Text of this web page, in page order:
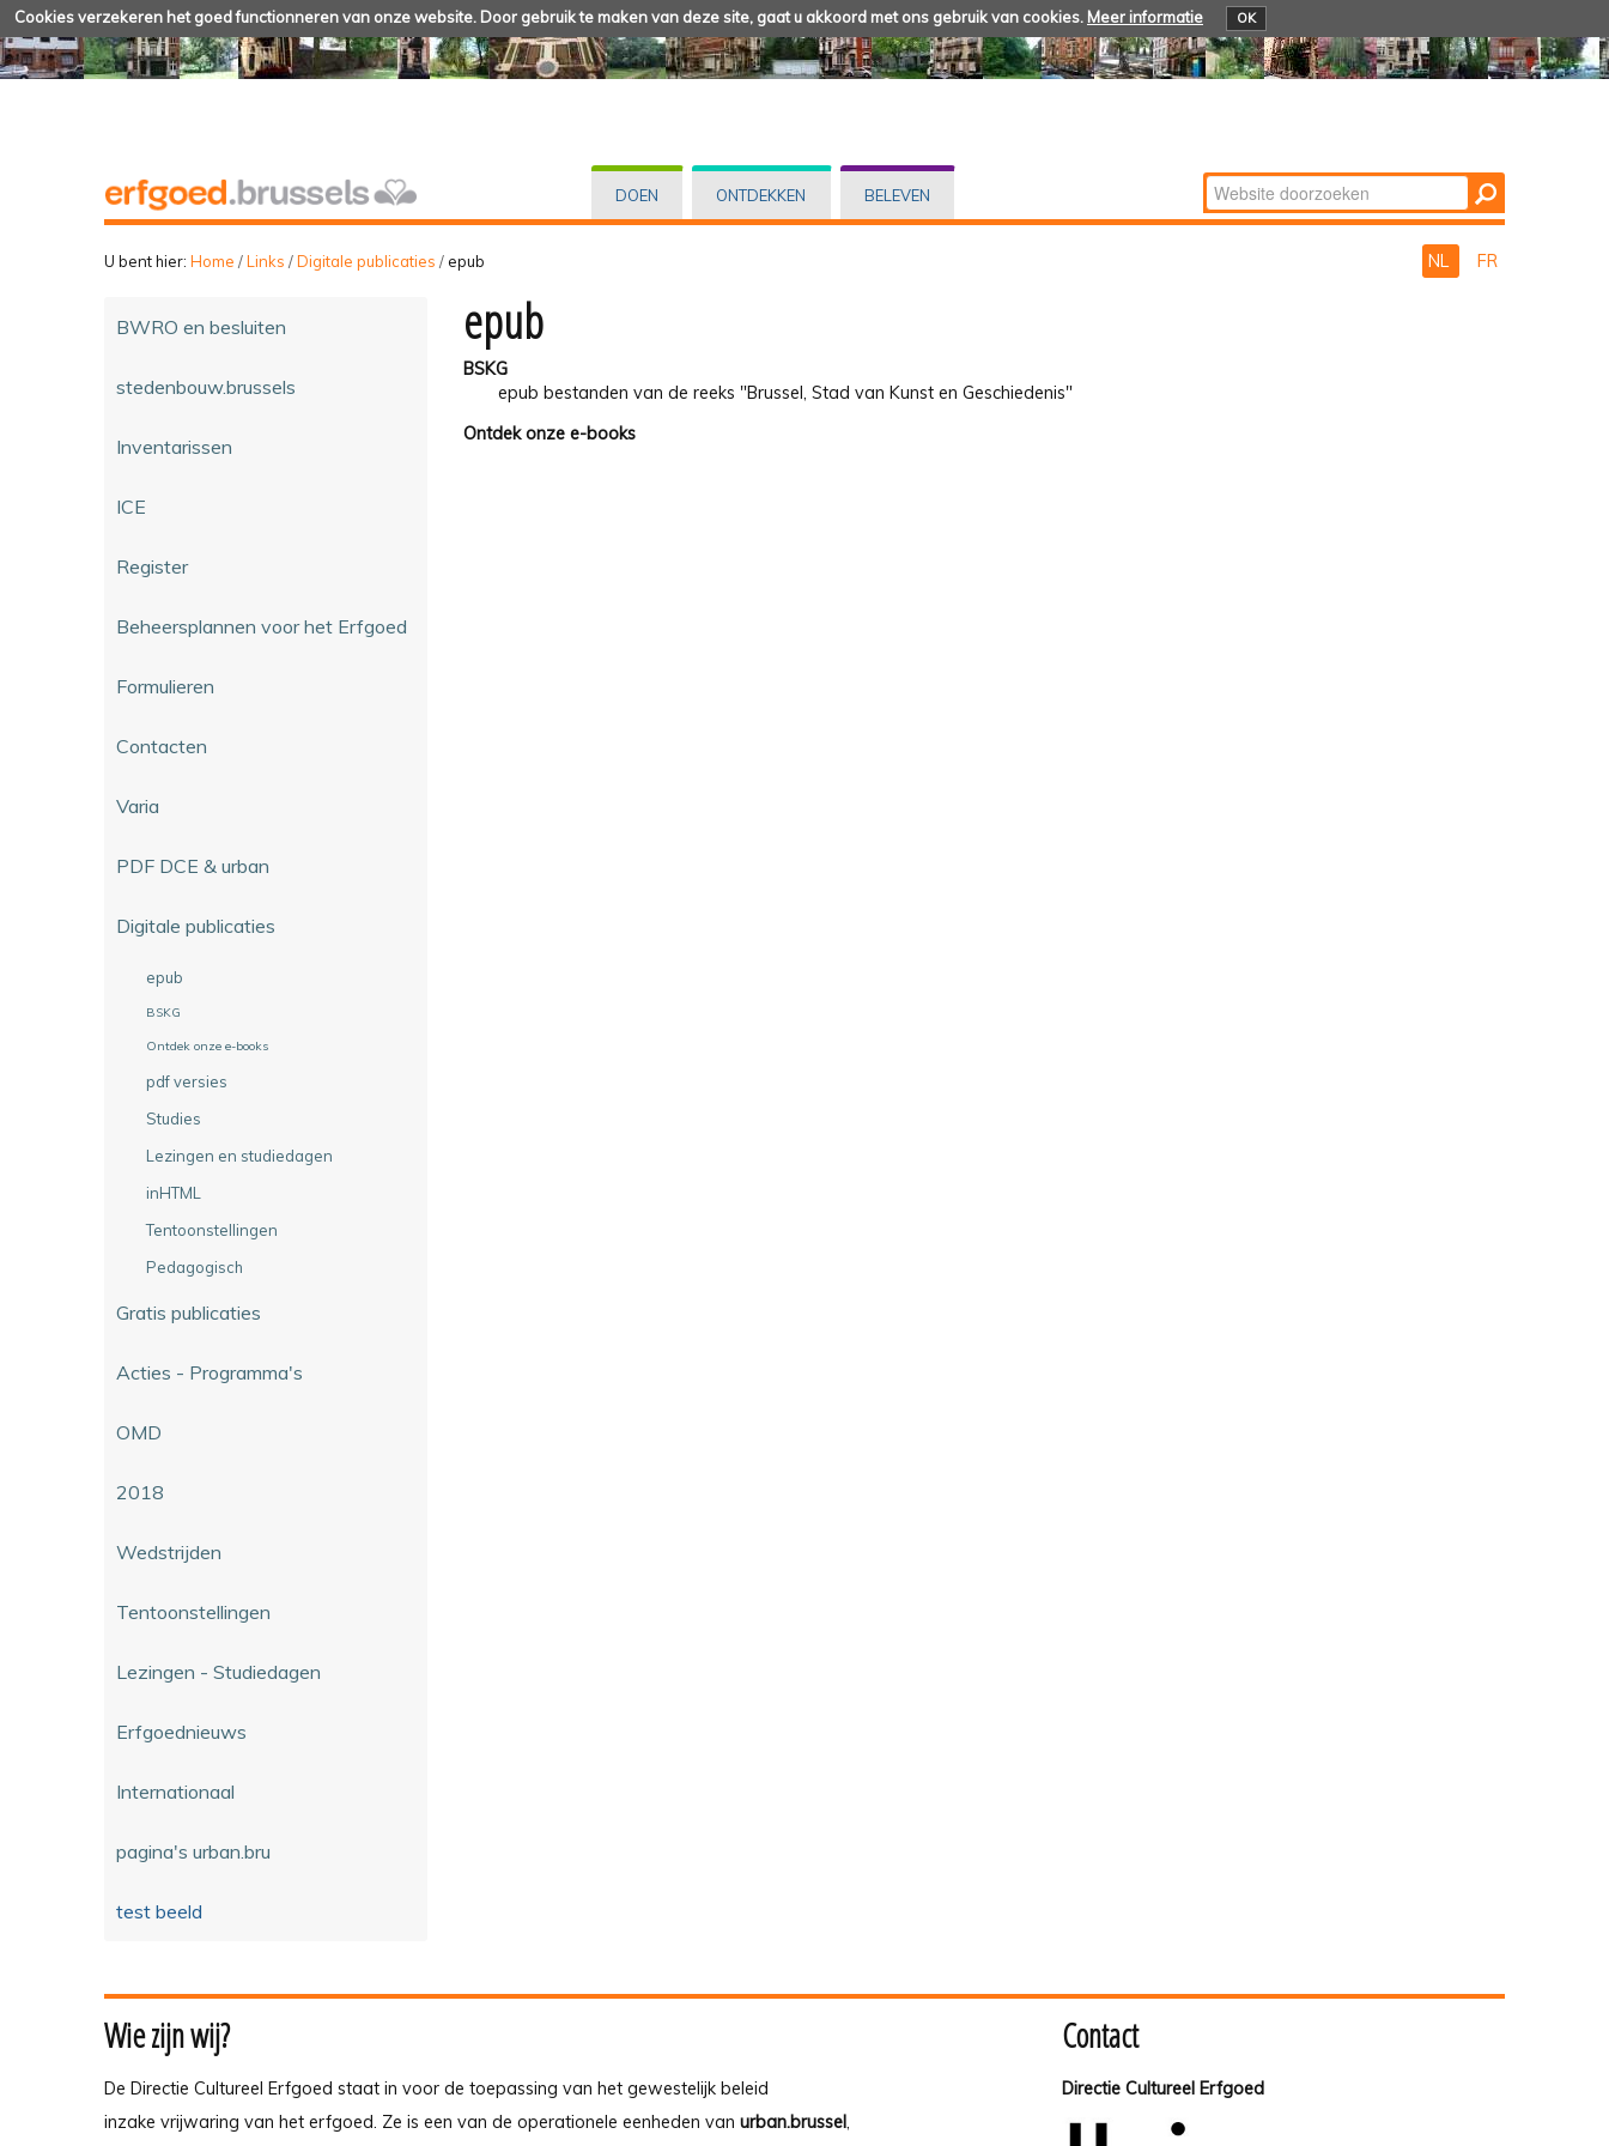
Cookies verzekeren het goed functionneren van onze website. Door gebruik te maken van deze site, gaat u akkoord met ons gebruik van cookies. Meer informatie OK
DOEN ONTDEKKEN BELEVEN Zoek
Geavanceerd
U bent hier: Home /Links /Digitale publicaties / epub NL FR
BWRO en besluiten
stedenbouw.brussels
Inventarissen
ICE
Register
Beheersplannen voor het Erfgoed
Formulieren
Contacten
Varia
PDF DCE & urban
Digitale publicaties
epub
BSKG
Ontdek onze e-books
pdf versies
Studies
Lezingen en studiedagen
inHTML
Tentoonstellingen
Pedagogisch
Gratis publicaties
Acties - Programma's
OMD
2018
Wedstrijden
Tentoonstellingen
Lezingen - Studiedagen
Erfgoednieuws
Internationaal
pagina's urban.bru
test beeld
epub
BSKG
epub bestanden van de reeks "Brussel, Stad van Kunst en Geschiedenis"
Ontdek onze e-books
Wie zijn wij?
De Directie Cultureel Erfgoed staat in voor de toepassing van het gewestelijk beleid
inzake vrijwaring van het erfgoed. Ze is een van de operationele eenheden van urban.brussel,
Contact
Directie Cultureel Erfgoed